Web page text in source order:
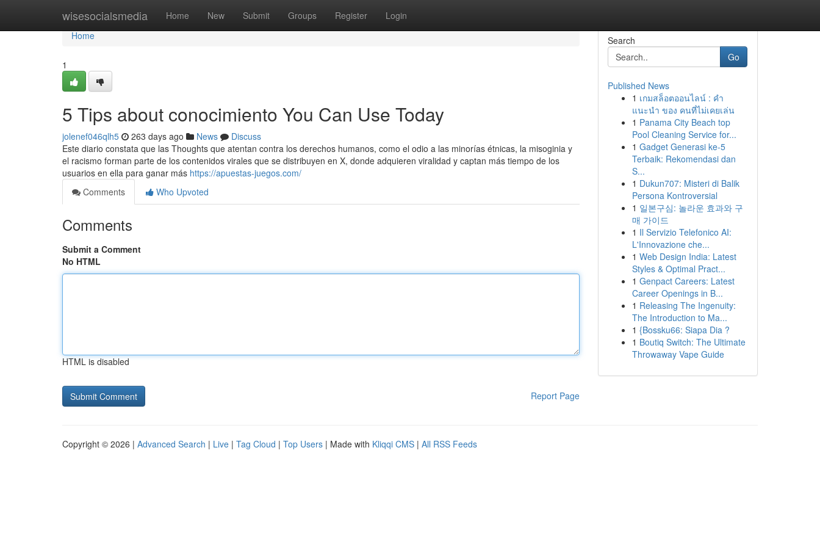
wisesocialsmedia Home New Submit Groups Register Login
Home
Home
1
5 Tips about conocimiento You Can Use Today
jolenef046qlh5 263 days ago News
Discuss
Este diario constata que las Thoughts que atentan contra los derechos humanos, como el odio a las minorías étnicas, la misoginia y
el racismo forman parte de los contenidos virales que se distribuyen en X, donde adquieren viralidad y captan más tiempo de los
usuarios en ella para ganar más https://apuestas-juegos.com/
Comments
Who Upvoted
Comments
Submit a Comment
No HTML
HTML is disabled
Report Page
Search
Go
Published News
1 เกมสล็อตออนไลน์ : คำ
แนะนำ ของ คนที่ไม่เคยเล่น
1 Panama City Beach top
Pool Cleaning Service for...
1 Gadget Generasi ke-5
Terbaik: Rekomendasi dan
S...
1 Dukun707: Misteri di Balik
Persona Kontroversial
1 일본구심: 놀라운 효과와 구
매 가이드
1 Il Servizio Telefonico AI:
L'Innovazione che...
1 Web Design India: Latest
Styles & Optimal Pract...
1 Genpact Careers: Latest
Career Openings in B...
1 Releasing The Ingenuity:
The Introduction to Ma...
1 {Bossku66: Siapa Dia ?
1 Boutiq Switch: The Ultimate
Throwaway Vape Guide
Copyright © 2026 | Advanced Search | Live | Tag Cloud | Top Users | Made with Kliqqi CMS | All RSS Feeds